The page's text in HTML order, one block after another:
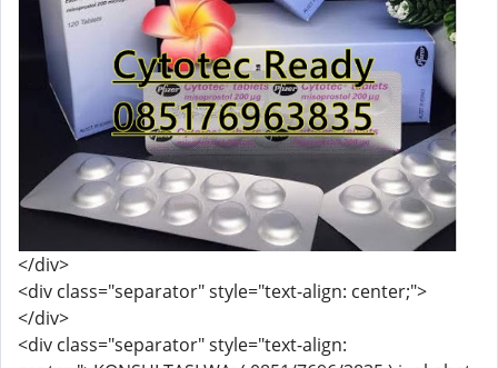
</div>
<div class="separator" style="text-align: center;">
</div>
<div class="separator" style="text-align: